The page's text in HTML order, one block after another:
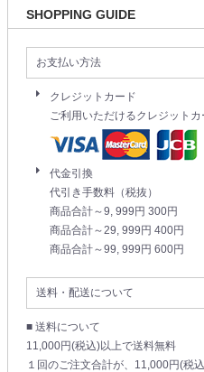
SHOPPING GUIDE
お支払い方法
クレジットカード
ご利用いただけるクレジットカ
代金引換
代引き手数料（税抜）
商品合計～9, 999円 300円
商品合計～29, 999円 400円
商品合計～99, 999円 600円
送料・配送について
■ 送料について
11,000円(税込)以上で送料無料
１回のご注文合計が、11,000円(税